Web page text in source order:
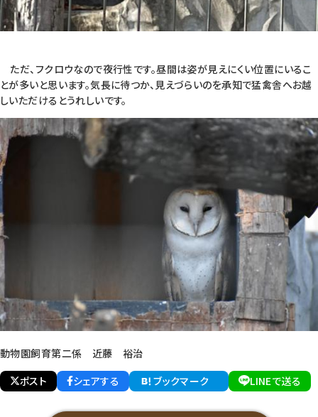
ただ、フクロウなので夜行性です。昼間は姿が見えにくい位置にいるこ
とが多いと思います。気長に待つか、見えづらいのを承知で猛禽舎へお越
しいただけるとうれしいです。
動物園飼育第二係 近藤 裕治
ポスト
シェアする ブックマーク LINEで送る